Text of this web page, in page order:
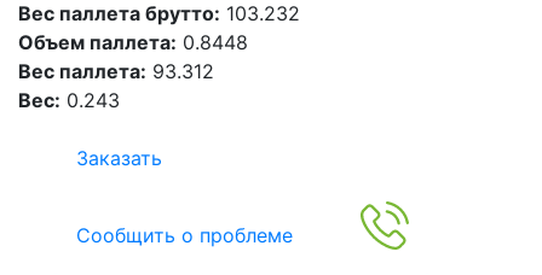
Вес паллета брутто: 103.232
Объем паллета: 0.8448
Вес паллета: 93.312
Вес: 0.243
Заказать
Сообщить о проблеме